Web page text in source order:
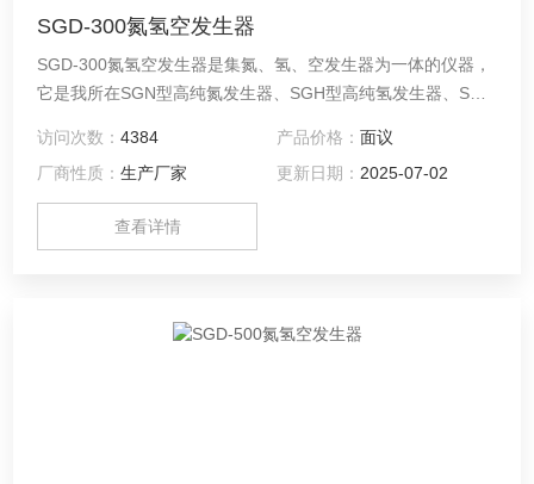
SGD-300氮氢空发生器
SGD-300氮氢空发生器是集氮、氢、空发生器为一体的仪器，
它是我所在SGN型高纯氮发生器、SGH型高纯氢发生器、SGK
而开发、设计并向市场推出的一代产品。 本仪器以崭新的结构
设计，简单的工作程序，竭诚为操作者提供更加便捷、可靠的
工作条件。
访问次数：4384 产品价格： 面议
厂商性质：生产厂家 更新日期： 2025-07-02
查看详情